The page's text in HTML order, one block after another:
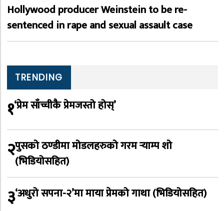
Hollywood producer Weinstein to be re-
sentenced in rape and sexual assault case
TRENDING
१‘प्रेम साँच्चीकै प्रेमजस्तो होस्’
२पुसको ठण्डीमा मोडलहरुको गरम र्‍याम्प शो
(भिडियोसहित)
३‘अधुरो सपना-२’मा माया प्रेमको गाथा (भिडियोसहित)